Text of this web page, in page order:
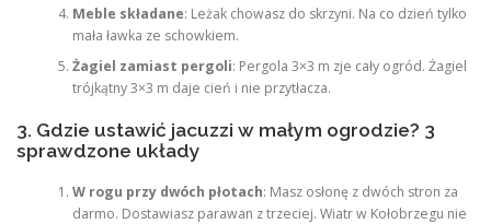
Meble składane: Leżak chowasz do skrzyni. Na co dzień tylko
mała ławka ze schowkiem.
Żagiel zamiast pergoli: Pergola 3×3 m zje cały ogród. Żagiel
trójkątny 3×3 m daje cień i nie przytłacza.
3. Gdzie ustawić jacuzzi w małym ogrodzie? 3
sprawdzone układy
W rogu przy dwóch płotach: Masz osłonę z dwóch stron za
darmo. Dostawiasz parawan z trzeciej. Wiatr w Kołobrzegu nie